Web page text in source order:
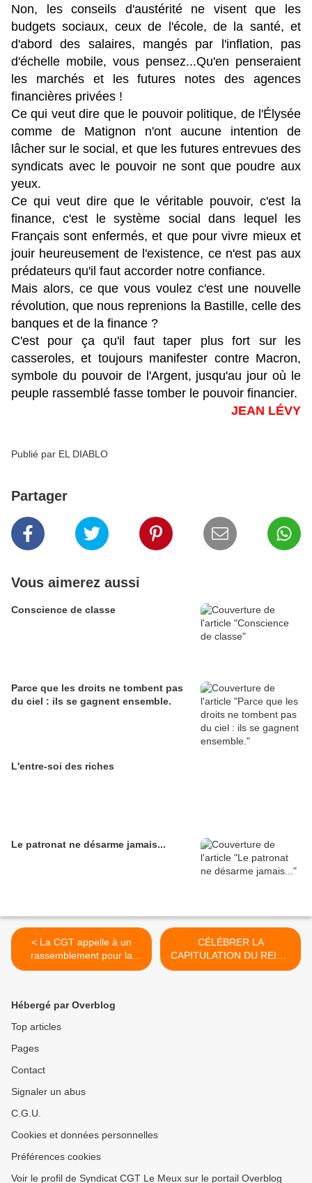
Non, les conseils d'austérité ne visent que les
budgets sociaux, ceux de l'école, de la santé, et
d'abord des salaires, mangés par l'inflation, pas
d'échelle mobile, vous pensez...Qu'en penseraient
les marchés et les futures notes des agences
financières privées !
Ce qui veut dire que le pouvoir politique, de l'Élysée
comme de Matignon n'ont aucune intention de
lâcher sur le social, et que les futures entrevues des
syndicats avec le pouvoir ne sont que poudre aux
yeux.
Ce qui veut dire que le véritable pouvoir, c'est la
finance, c'est le système social dans lequel les
Français sont enfermés, et que pour vivre mieux et
jouir heureusement de l'existence, ce n'est pas aux
prédateurs qu'il faut accorder notre confiance.
Mais alors, ce que vous voulez c'est une nouvelle
révolution, que nous reprenions la Bastille, celle des
banques et de la finance ?
C'est pour ça qu'il faut taper plus fort sur les
casseroles, et toujours manifester contre Macron,
symbole du pouvoir de l'Argent, jusqu'au jour où le
peuple rassemblé fasse tomber le pouvoir financier.
JEAN LÉVY
Publié par EL DIABLO
Partager
Vous aimerez aussi
Conscience de classe
Parce que les droits ne tombent pas
du ciel : ils se gagnent ensemble.
L'entre-soi des riches
Le patronat ne désarme jamais...
< La CGT appelle à un
rassemblement pour la
venue d'Emmanuel Macron
CÉLÉBRER LA
CAPITULATION DU REICH
NAZI LE 8 MAI PAR UNE
Hébergé par Overblog
Top articles
Pages
Contact
Signaler un abus
C.G.U.
Cookies et données personnelles
Préférences cookies
Voir le profil de Syndicat CGT Le Meux sur le portail Overblog